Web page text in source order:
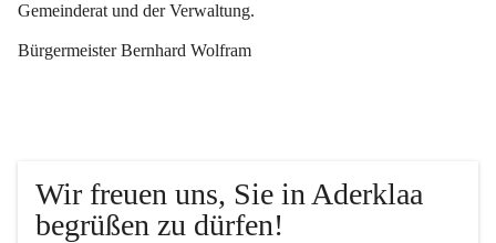
Gemeinderat und der Verwaltung.
Bürgermeister Bernhard Wolfram
Wir freuen uns, Sie in Aderklaa
begrüßen zu dürfen!